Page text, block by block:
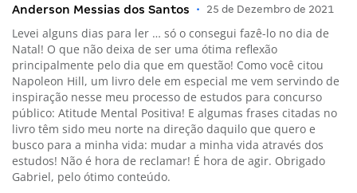
Anderson Messias dos Santos • 25 de Dezembro de 2021
Levei alguns dias para ler … só o consegui fazê-lo no dia de
Natal! O que não deixa de ser uma ótima reflexão
principalmente pelo dia que em questão! Como você citou
Napoleon Hill, um livro dele em especial me vem servindo de
inspiração nesse meu processo de estudos para concurso
público: Atitude Mental Positiva! E algumas frases citadas no
livro têm sido meu norte na direção daquilo que quero e
busco para a minha vida: mudar a minha vida através dos
estudos! Não é hora de reclamar! É hora de agir. Obrigado
Gabriel, pelo ótimo conteúdo.